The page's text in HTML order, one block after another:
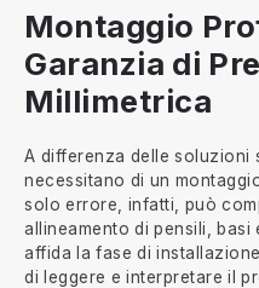
Montaggio
Garanzia di
Millimetrica
A differenza delle soluzioni
necessitano di un
solo errore, infatti, può
allineamento di pensili, basi
affida la fase di
di leggere e interpretare il